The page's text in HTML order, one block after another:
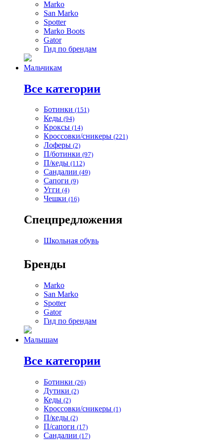
Marko
San Marko
Spotter
Marko Boots
Gator
Гид по брендам
Мальчикам
Все категории
Ботинки (151)
Кеды (94)
Кроксы (14)
Кроссовки/сникеры (221)
Лоферы (2)
П/ботинки (97)
П/кеды (112)
Сандалии (49)
Сапоги (9)
Угги (4)
Чешки (16)
Спецпредложения
Школьная обувь
Бренды
Marko
San Marko
Spotter
Gator
Гид по брендам
Малышам
Все категории
Ботинки (26)
Дутики (2)
Кеды (2)
Кроссовки/сникеры (1)
П/кеды (2)
П/сапоги (17)
Сандалии (17)